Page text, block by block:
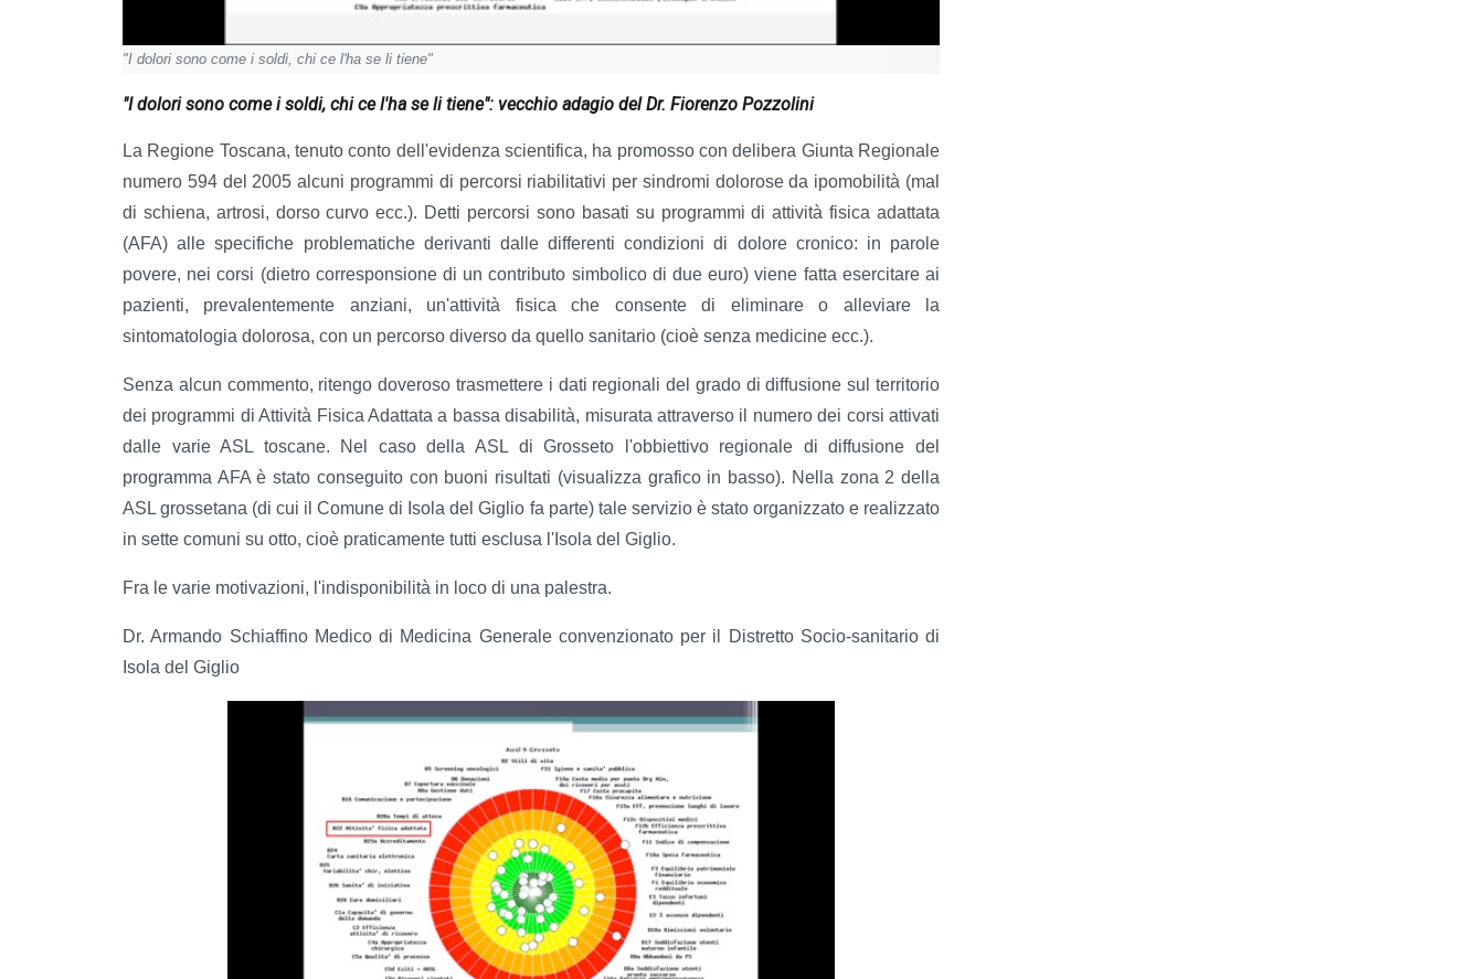
"I dolori sono come i soldi, chi ce l'ha se li tiene"
"I dolori sono come i soldi, chi ce l'ha se li tiene": vecchio adagio del Dr. Fiorenzo Pozzolini
La Regione Toscana, tenuto conto dell'evidenza scientifica, ha promosso con delibera Giunta Regionale
numero 594 del 2005 alcuni programmi di percorsi riabilitativi per sindromi dolorose da ipomobilità (mal
di schiena, artrosi, dorso curvo ecc.). Detti percorsi sono basati su programmi di attività fisica adattata
(AFA) alle specifiche problematiche derivanti dalle differenti condizioni di dolore cronico: in parole
povere, nei corsi (dietro corresponsione di un contributo simbolico di due euro) viene fatta esercitare ai
pazienti, prevalentemente anziani, un'attività fisica che consente di eliminare o alleviare la
sintomatologia dolorosa, con un percorso diverso da quello sanitario (cioè senza medicine ecc.).
Senza alcun commento, ritengo doveroso trasmettere i dati regionali del grado di diffusione sul territorio
dei programmi di Attività Fisica Adattata a bassa disabilità, misurata attraverso il numero dei corsi attivati
dalle varie ASL toscane. Nel caso della ASL di Grosseto l'obbiettivo regionale di diffusione del
programma AFA è stato conseguito con buoni risultati (visualizza grafico in basso). Nella zona 2 della
ASL grossetana (di cui il Comune di Isola del Giglio fa parte) tale servizio è stato organizzato e realizzato
in sette comuni su otto, cioè praticamente tutti esclusa l'Isola del Giglio.
Fra le varie motivazioni, l'indisponibilità in loco di una palestra.
Dr. Armando Schiaffino Medico di Medicina Generale convenzionato per il Distretto Socio-sanitario di
Isola del Giglio